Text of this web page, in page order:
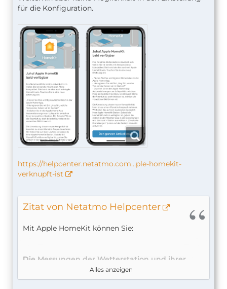
für die Konfiguration.
https://helpcenter.netatmo.com…ple-homekit-
verknupft-ist
Zitat von Netatmo Helpcenter
Mit Apple HomeKit können Sie:
Die Messungen der Wetterstation und ihrer
kompatiblen Module einsehen
Alles anzeigen